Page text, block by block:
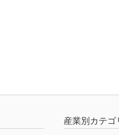
産業別カテゴ